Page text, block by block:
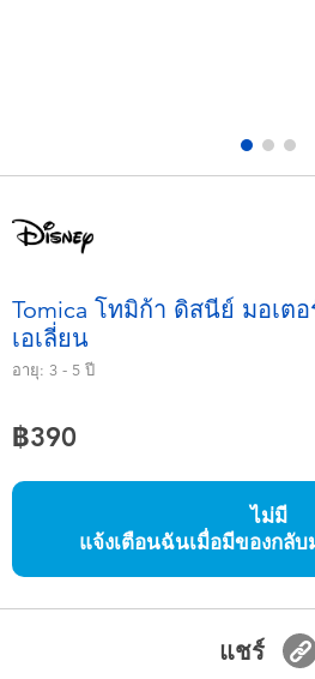
กิจกรรมกลางแจ้งและกีฬา
ของเล่นนุ่มนิ่ม
ของเล่นสำหรับเด็กทารกแล
แบตเตอรี่
Nintendo Switch
Tomica โทมิก้า ดิสนีย์ มอเต
เอเลี่ยน
อายุ: 3 - 5 ปี
฿390
ไม่มี
แจ้งเตือนฉันเมื่อมีของกลั
แชร์